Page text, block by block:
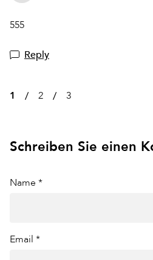
555
Reply
1 2 3
Schreiben Sie einen
Name *
Email *